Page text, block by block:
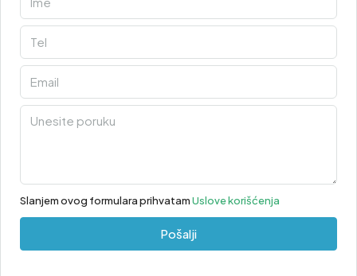
Slanjem ovog formulara prihvatamUslove korišćenja
Pošalji